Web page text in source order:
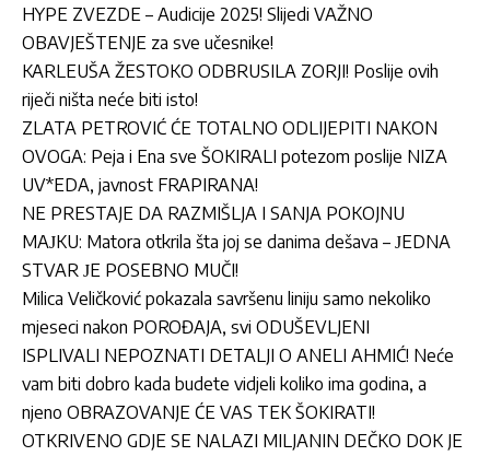
HYPE ZVEZDE – Audicije 2025! Slijedi VAŽNO
OBAVJEŠTENJE za sve učesnike!
KARLEUŠA ŽESTOKO ODBRUSILA ZORJI! Poslije ovih
riječi ništa neće biti isto!
ZLATA PETROVIĆ ĆE TOTALNO ODLIJEPITI NAKON
OVOGA: Peja i Ena sve ŠOKIRALI potezom poslije NIZA
UV*EDA, javnost FRAPIRANA!
NE PRESTAJE DA RAZMIŠLJA I SANJA POKOJNU
MAЈKU: Matora otkrila šta joj se danima dešava – ЈEDNA
STVAR ЈE POSEBNO MUČI!
Milica Veličković pokazala savršenu liniju samo nekoliko
mjeseci nakon POROĐAJA, svi ODUŠEVLJENI
ISPLIVALI NEPOZNATI DETALJI O ANELI AHMIĆ! Neće
vam biti dobro kada budete vidjeli koliko ima godina, a
njeno OBRAZOVANJE ĆE VAS TEK ŠOKIRATI!
OTKRIVENO GDJE SE NALAZI MILJANIN DEČKO DOK JE